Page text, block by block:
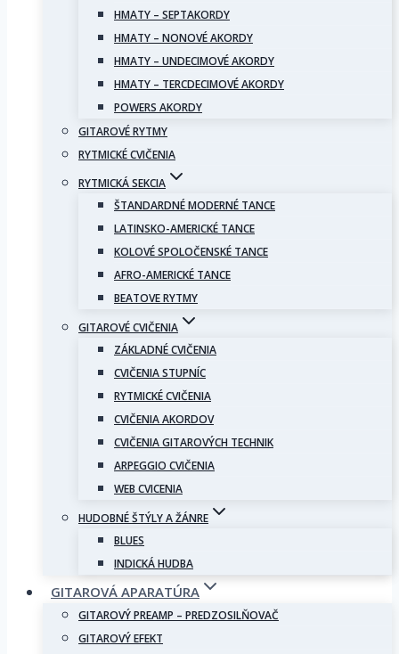
HMATY – SEPTAKORDY
HMATY – NONOVÉ AKORDY
HMATY – UNDECIMOVÉ AKORDY
HMATY – TERCDECIMOVÉ AKORDY
POWERS AKORDY
GITAROVÉ RYTMY
RYTMICKÉ CVIČENIA
RYTMICKÁ SEKCIA
ŠTANDARDNÉ MODERNÉ TANCE
LATINSKO-AMERICKÉ TANCE
KOLOVÉ SPOLOČENSKÉ TANCE
AFRO-AMERICKÉ TANCE
BEATOVE RYTMY
GITAROVÉ CVIČENIA
ZÁKLADNÉ CVIČENIA
CVIČENIA STUPNÍC
RYTMICKÉ CVIČENIA
CVIČENIA AKORDOV
CVIČENIA GITAROVÝCH TECHNIK
ARPEGGIO CVIČENIA
WEB CVICENIA
HUDOBNÉ ŠTÝLY A ŽÁNRE
BLUES
INDICKÁ HUDBA
GITAROVÁ APARATÚRA
GITAROVÝ PREAMP – PREDZOSILŇOVAČ
GITAROVÝ EFEKT